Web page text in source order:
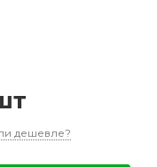
дешевле?